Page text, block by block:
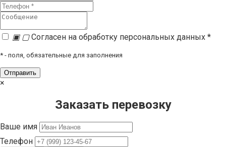
▣ ▢Согласен на обработку персональных данных *
* - поля, обязательные для заполнения
×
Заказать перевозку
Ваше имя
Телефон